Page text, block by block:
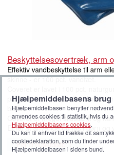
Beskyttelsesovertræk, arm
Effektiv vandbeskyttelse til arm
skinne - er 100 pct. vandtæt.
på. Herefter kan du eller dine
badet.
Coveret er meget slidstærk og
Er let at anvende og fås i børn og
Føj til huskeliste
Hjælpemiddelbasens brug
Hjælpemiddelbasen benytter
anvendes cookies til statistik, hvis du
Hjælpemiddelbasens cookies.
Du kan til enhver tid trække dit
cookiedeklaration, som du finder
Hjælpemiddelbasen i sidens bund.